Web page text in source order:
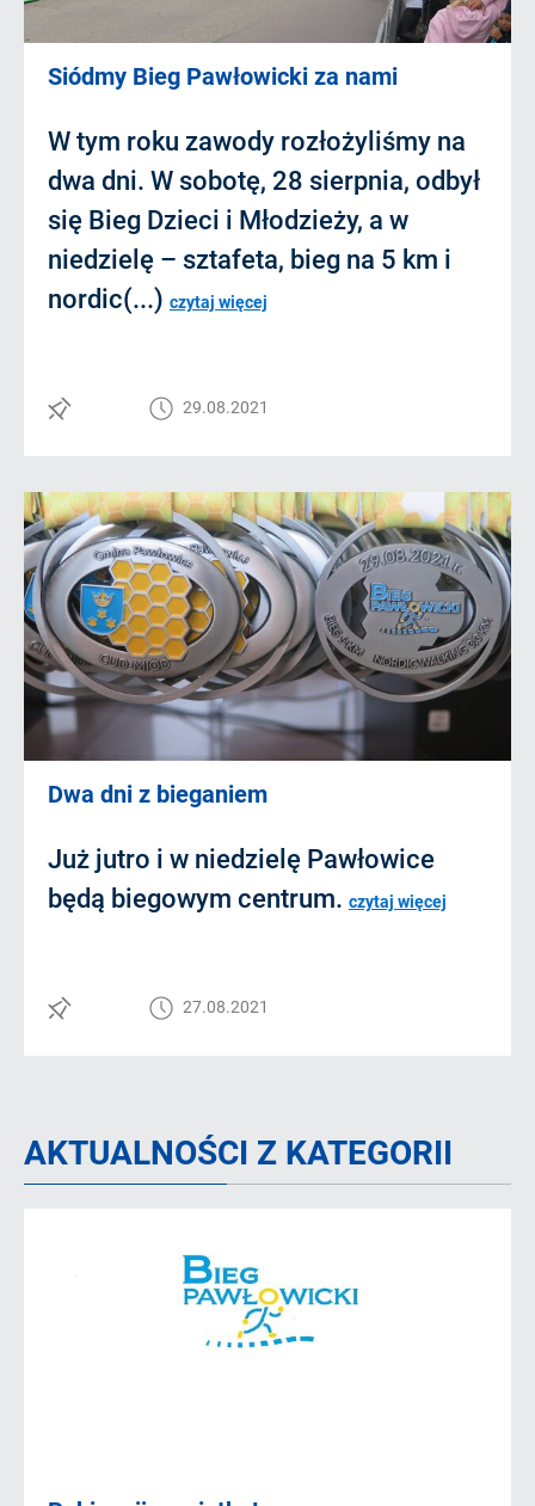
Siódmy Bieg Pawłowicki za nami
W tym roku zawody rozłożyliśmy na
dwa dni. W sobotę, 28 sierpnia, odbył
się Bieg Dzieci i Młodzieży, a w
niedzielę – sztafeta, bieg na 5 km i
nordic(...) czytaj więcej
29.08.2021
Dwa dni z bieganiem
Już jutro i w niedzielę Pawłowice
będą biegowym centrum. czytaj więcej
27.08.2021
AKTUALNOŚCI Z KATEGORII